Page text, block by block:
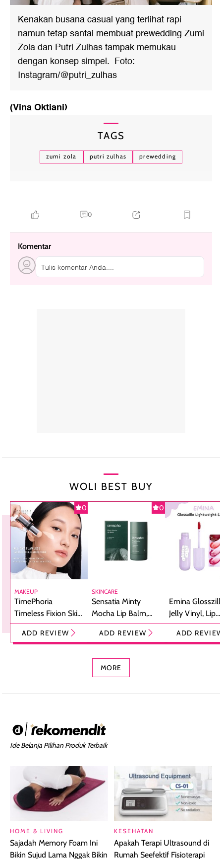
Kenakan busana casual yang terlihat rapi
namun tetap santai membuat prewedding Zumi
Zola dan Putri Zulhas tampak memukau
dengan konsep simpel. Foto:
Instagram/@putri_zulhas
(Vina Oktiani)
TAGS
zumi zola putri zulhas prewedding
0
Komentar
Tulis komentar Anda....
WOLI BEST BUY
0
MAKEUP
TimePhoria
Timeless Fixion Skin
Tint Stick,
Foundation dan
ADD REVIEW
0
SKINCARE
Sensatia Minty
Mocha Lip Balm,
Pelembap Bibir
dengan Aroma
ADD REVIEW
Emina
Jelly Vinyl, Lip
Cream Glossy
Ringan
ADD
MORE
Ide Belanja Pilihan Produk Terbaik
HOME & LIVING
Sajadah Memory Foam Ini
Bikin Sujud Lama Nggak Bikin
KESEHATAN
Apakah Terapi Ultrasound di
Rumah Seefektif Fisioterapi